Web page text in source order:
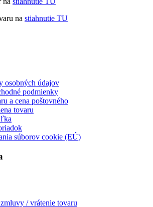
na stiahnutie TU
osobných údajov
podmienky
a cena poštovného
tovaru
súborov cookie (EÚ)
/ vrátenie tovaru